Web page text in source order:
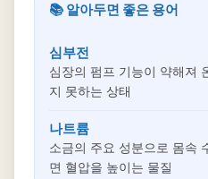
📚 알아두면 좋은 용어
심부전
심장의 펌프 기능이 약해져
지 못하는 상태
나트륨
소금의 주요 성분으로 몸속
면 혈압을 높이는 물질